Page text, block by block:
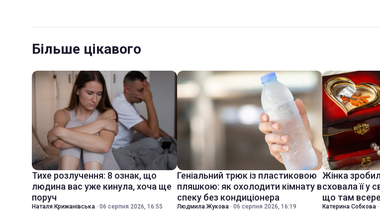
Більше цікавого
Тихе розлучення: 8 ознак, що
людина вас уже кинула, хоча ще
поруч
Наталя Крижанівська · 06 серпня 2026, 16:55
Геніальний трюк із пластиковою
пляшкою: як охолодити кімнату в
спеку без кондиціонера
Людмила Жукова · 06 серпня 2026, 16:19
Жінка
сховала її у
що там
Катерина Собкова ·